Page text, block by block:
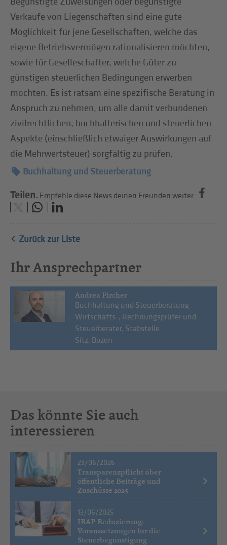
Verkäufe von Liegenschaften sind eine gute
Möglichkeit für jene Gesellschaften, welche das
eigene Betriebsvermögen rationalisieren möchten,
sowie für Geselleschafter, welche Güter zu
günstigen steuerlichen Bedingungen erwerben
möchten. Es ist ratsam eine spezifische Beratung in
Anspruch zu nehmen, um alle damit verbundenen
zivilrechtlichen, buchhalterischen und steuerlichen
Aspekte (einschließlich etwaiger Auswirkungen auf
die Mehrwertsteuer) sorgfältig zu prüfen.
Buchhaltung und Steuerberatung
Teilen. Empfehle diese News deinen Freunden weiter.
Zurück zur Liste
Ihr Ansprechpartner
Andrea Pircher
Buchhaltung und Steuerberatung
Wirtschafts-, Rechnungsprüfer und
Steuerberater, Stabstelle
Sitz: Bozen
Das könnte Sie auch
interessieren
23/06/2026
Transparenzpflicht über
öffentliche Beiträge und
Zuschüsse 2025
13/06/2025
IRAP-Reduzierung:
Voraussetzungen für die
Steuerbegünstigung